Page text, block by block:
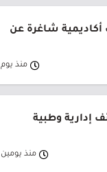
أكاديمية شاغرة عن
منذ يوم
إدارية وطبية
منذ يومين